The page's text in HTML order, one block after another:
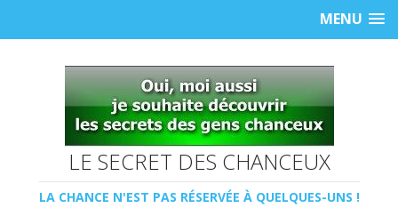
MENU
LE SECRET DES CHANCEUX
LA CHANCE N'EST PAS RÉSERVÉE À QUELQUES-UNS !